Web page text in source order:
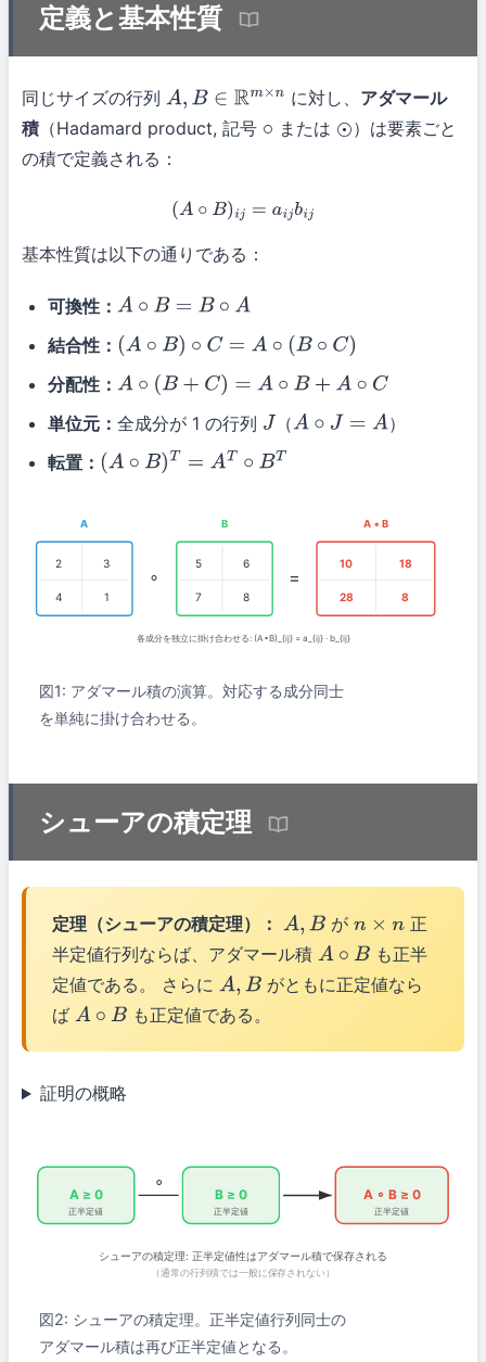
定義と基本性質
同じサイズの行列 A,B∈ Rm ×n に対し、 アダマール
積 （Hadamard product, 記号 ∘ または ⊙ ）は要素ごと
の積で定義される：
(A∘B)ij =ai bij
基本性質は以下の通りである：
可換性： A∘B =B ∘A
結合性： (A∘ B )∘C =A∘ B∘ C)
分配性： A∘(B+C )= A∘B +A ∘C
単位元： 全成分が 1 の行列 J （A∘J =A
）
転置： (A∘ B )T=A T∘BT
A
2 3
4 1
∘
B
5 6
7 8
=
A ∘ B
10 18
28 8
各成分を独立に掛け合わせる: (A∘B)_{ij} = a_{ij} · b_{ij}
図1: アダマール積の演算。対応する成分同士
を単純に掛け合わせる。
シューアの積定理
定理（シューアの積定理）： A,B が n×n
正
半定値行列ならば、アダマール積 A∘B
も正半
定値である。 さらに A,B
がともに正定値なら
ば A∘B も正定値である。
証明の概略
A ≥ 0
正半定値
B ≥ 0
正半定値
∘
A ∘ B ≥ 0
正半定値
シューアの積定理: 正半定値性はアダマール積で保存される
（通常の行列積では一般に保存されない）
図2: シューアの積定理。正半定値行列同士の
アダマール積は再び正半定値となる。